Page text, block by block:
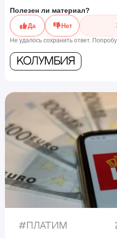
Полезен ли материал?
Да Нет
Не удалось сохранить ответ.
Колумбия
# Платим